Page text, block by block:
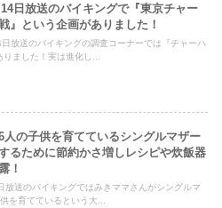
日放送のバイキングで『東京チャー
』という企画がありました！
放送のバイキングの調査コーナーでは『チャーハ
ました！実は進化し...
人の子供を育てているシングルマザー
るために節約かさ増しレシピや炊飯器
！
放送のバイキングではみきママさんがシングルマ
を育てているという大...